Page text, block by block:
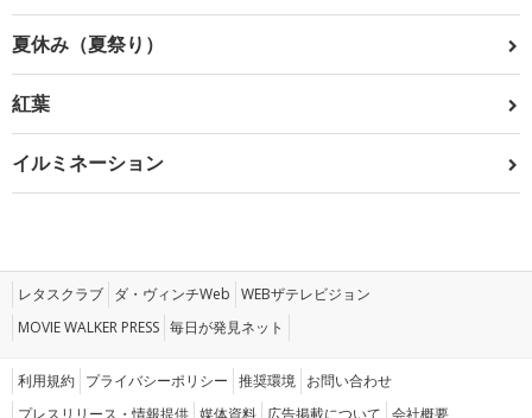
夏休み（夏祭り）
紅葉
イルミネーション
レタスクラブ ダ・ヴィンチWeb WEBザテレビジョン
MOVIE WALKER PRESS 毎日が発見ネット
利用規約 プライバシーポリシー 推奨環境 お問い合わせ
プレスリリース・情報提供 媒体資料 広告掲載について 会社概要